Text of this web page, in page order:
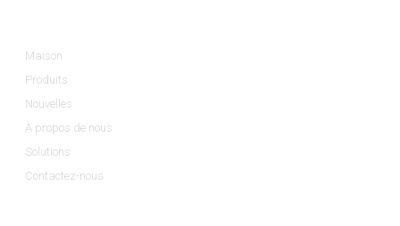
Maison
Produits
Nouvelles
À propos de nous
Solutions
Contactez-nous